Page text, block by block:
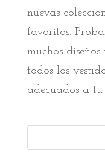
nuevas
favoritos.
muchos
todos los
adecuados a tu